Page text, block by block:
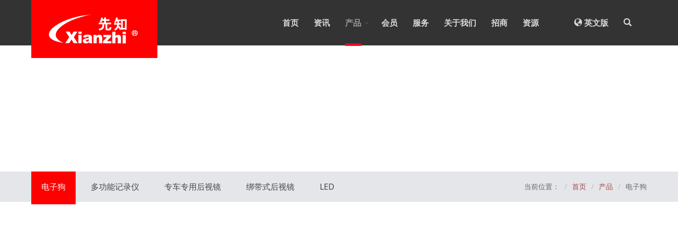
首页 资讯 产品 会员 服务 关于我们 招商 资源 英文版
电子狗 多功能记录仪 专车专用后视镜 绑带式后视镜 LED 当前位置： 首页 产品 电子狗